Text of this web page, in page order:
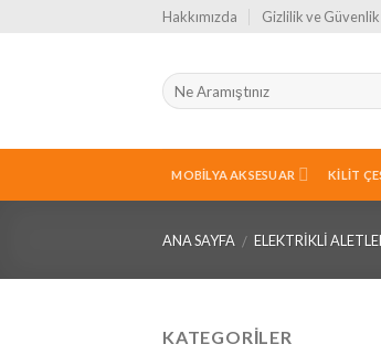
Hakkımızda Gizlilik ve Güvenlik
MOBILYA AKSESUAR KILIT
ANA SAYFA / ELEKTRIKLI
KATEGORILER